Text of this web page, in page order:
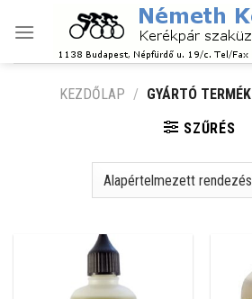
KEZDŐLAP / GYÁRTÓ TERMÉK
SZŰRÉS